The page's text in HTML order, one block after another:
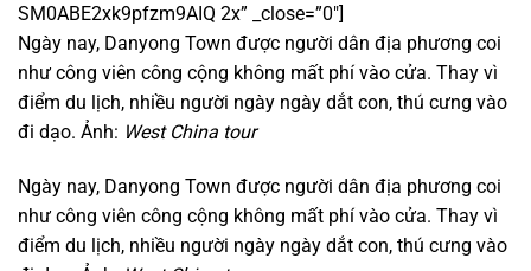
SM0ABE2xk9pfzm9AIQ 2x” _close=”0″]
Ngày nay, Danyong Town được người dân địa phương coi
như công viên công cộng không mất phí vào cửa. Thay vì
điểm du lịch, nhiều người ngày ngày dắt con, thú cưng vào
đi dạo. Ảnh: West China tour
Ngày nay, Danyong Town được người dân địa phương coi
như công viên công cộng không mất phí vào cửa. Thay vì
điểm du lịch, nhiều người ngày ngày dắt con, thú cưng vào